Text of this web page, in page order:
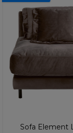
Sofa Element